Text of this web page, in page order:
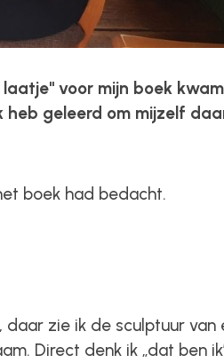
voor mijn boek
heb geleerd om mijzelf
boek had bedacht.
zie ik de sculptuur van
Direct denk ik „dat ben